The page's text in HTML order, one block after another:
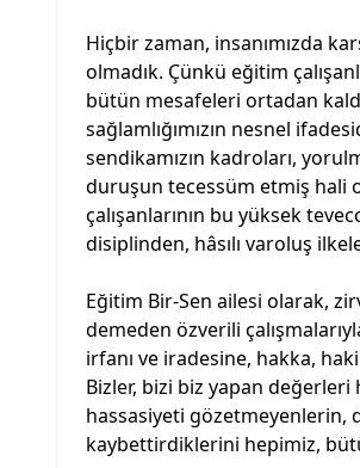
Hiçbir zaman, insanımızda
olmadık. Çünkü eğitim
bütün mesafeleri ortadan
sağlamlığımızın nesnel
sendikamızın kadroları,
duruşun tecessüm etmiş hali
çalışanlarının bu yüksek
disiplinden, hâsılı varoluş
Eğitim Bir-Sen ailesi olarak,
demeden özverili
irfanı ve iradesine, hakka,
Bizler, bizi biz yapan değerleri
hassasiyeti gözetmeyenlerin,
kaybettirdiklerini hepimiz,